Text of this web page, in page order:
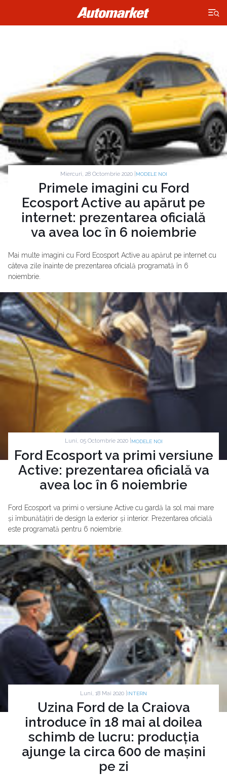
×
Miercuri, 28 Octombrie 2020 | MODELE NOI
Primele imagini cu Ford
Ecosport Active au apărut pe
internet: prezentarea oficială
va avea loc în 6 noiembrie
Mai multe imagini cu Ford Ecosport Active au apărut pe internet cu
câteva zile înainte de prezentarea oficială programată în 6
noiembrie.
Luni, 05 Octombrie 2020 | MODELE NOI
Ford Ecosport va primi versiune
Active: prezentarea oficială va
avea loc în 6 noiembrie
Ford Ecosport va primi o versiune Active cu gardă la sol mai mare
și îmbunătățiri de design la exterior și interior. Prezentarea oficială
este programată pentru 6 noiembrie.
Luni, 18 Mai 2020 | INTERN
Uzina Ford de la Craiova
introduce în 18 mai al doilea
schimb de lucru: producția
ajunge la circa 600 de mașini
pe zi